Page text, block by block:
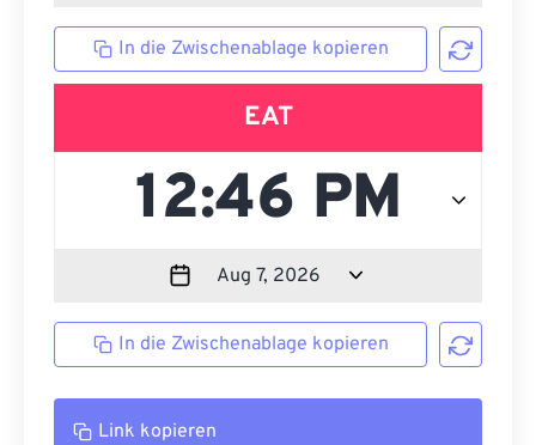
In die Zwischenablage kopieren
EAT
In die Zwischenablage kopieren
Link kopieren